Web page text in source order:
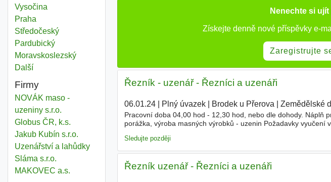
Uzenář
Vysočina
Uzenář
Praha
Uzenář
StředočeskýKraj
Uzenář
PardubickýKraj
Uzenář
MoravskoslezskýKraj
Dalšíkraj
Firmy
NOVÁK maso -
uzeniny s.r.o.
Globus ČR, k.s.
Jakub Kubín s.r.o.
Uzenářství a lahůdky
Sláma s.r.o.
MAKOVEC a.s.
Nenechte si ujít
Získejte denně nové příspěvky e-
Zaregistrujte
Řezník - uzenář - Řezníci a uzenáři
06.01.24| Plný úvazek| Brodek u Přerova Zemědělské
Pracovní doba 04,00 hod - 12,30 hod, nebo dle dohody. Náplň
porážka, výroba masných výrobků - uzenin Požadavky
Sledujte později
Řezník uzenář - Řezníci a uzenáři